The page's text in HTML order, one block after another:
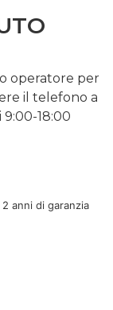
operatore per
il telefono a
18:00
2 anni di garanzia